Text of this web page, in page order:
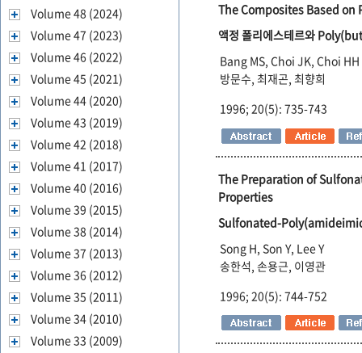
Volume 48 (2024)
Volume 47 (2023)
Volume 46 (2022)
Volume 45 (2021)
Volume 44 (2020)
Volume 43 (2019)
Volume 42 (2018)
Volume 41 (2017)
Volume 40 (2016)
Volume 39 (2015)
Volume 38 (2014)
Volume 37 (2013)
Volume 36 (2012)
Volume 35 (2011)
Volume 34 (2010)
Volume 33 (2009)
The Composites Based
액정 폴리에스테르와
Bang MS, Choi JK, Choi HH
방문수, 최재곤, 최향희
1996; 20(5): 735-743
The Preparation of
Properties
Sulfonated-
Song H, Son Y, Lee Y
송한석, 손용근, 이영관
1996; 20(5): 744-752